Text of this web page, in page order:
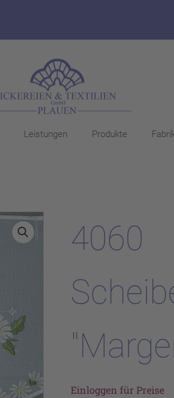
Leistungen Produkte
4060
Einloggen für Preise